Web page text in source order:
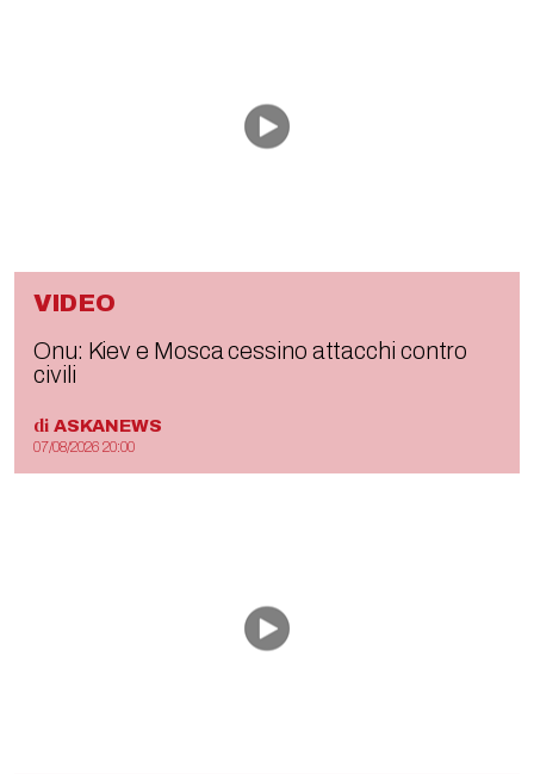
VIDEO
Onu: Kiev e Mosca cessino attacchi contro
civili
di ASKANEWS
07/08/2026 20:00